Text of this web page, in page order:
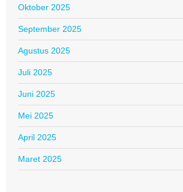
Oktober 2025
September 2025
Agustus 2025
Juli 2025
Juni 2025
Mei 2025
April 2025
Maret 2025